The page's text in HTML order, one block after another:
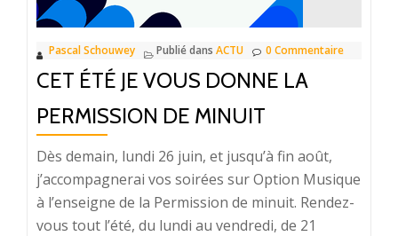
Pascal Schouwey Publié dans ACTU 0 Commentaire
CET ÉTÉ JE VOUS DONNE LA
PERMISSION DE MINUIT
Dès demain, lundi 26 juin, et jusqu’à fin août,
j’accompagnerai vos soirées sur Option Musique
à l’enseigne de la Permission de minuit. Rendez-
vous tout l’été, du lundi au vendredi, de 21